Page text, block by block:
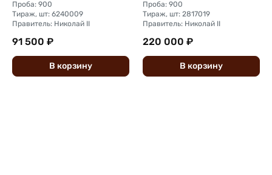
Проба: 900
Тираж, шт: 6240009
Правитель: Николай II
91 500 ₽
В корзину
Проба: 900
Тираж, шт: 2817019
Правитель: Николай II
220 000 ₽
В корзину